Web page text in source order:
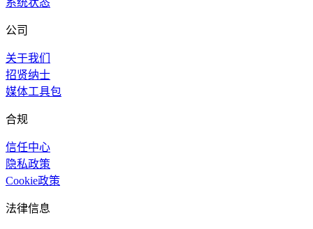
公司
关于我们
招贤纳士
媒体工具包
合规
信任中心
隐私政策
Cookie政策
法律信息